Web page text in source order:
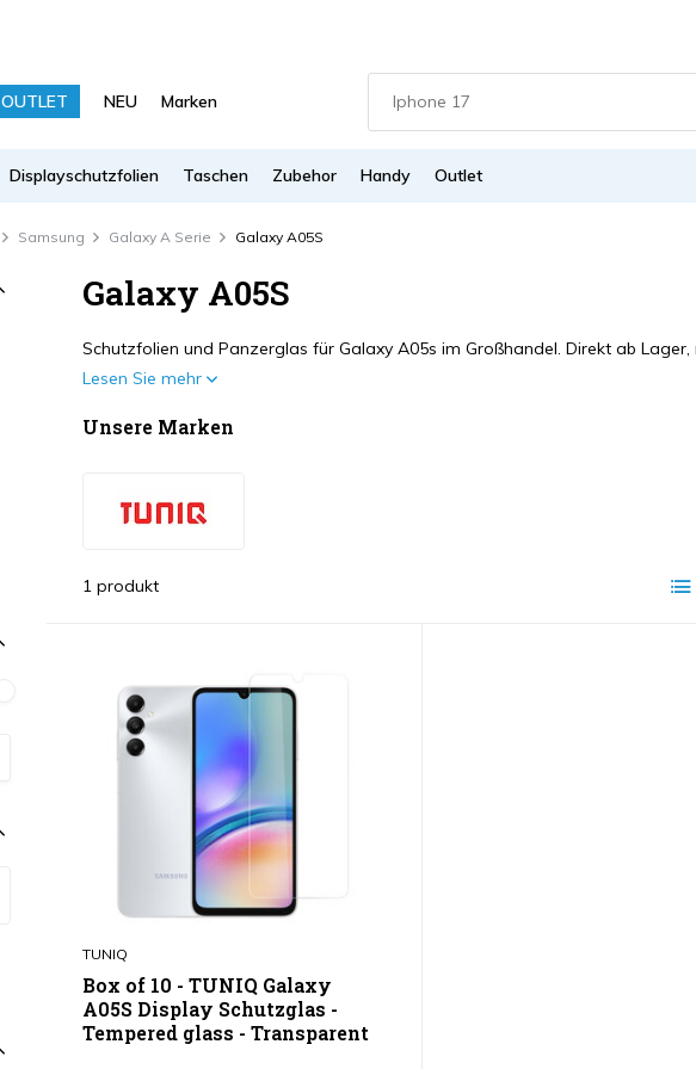
OUTLET NEU Marken
Displayschutzfolien Taschen Zubehor Handy Outlet
Samsung Galaxy A Serie Galaxy A05S
Galaxy A05S
Schutzfolien und Panzerglas für Galaxy A05s im Großhandel. Direkt ab
Lesen Sie mehr
Unsere Marken
1 produkt
TUNIQ
Box of 10 - TUNIQ Galaxy
A05S Display Schutzglas -
Tempered glass - Transparent